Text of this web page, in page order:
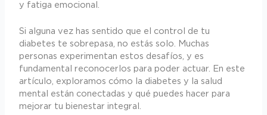
y fatiga emocional.
Si alguna vez has sentido que el control de tu
diabetes te sobrepasa, no estás solo. Muchas
personas experimentan estos desafíos, y es
fundamental reconocerlos para poder actuar. En este
artículo, exploramos cómo la diabetes y la salud
mental están conectadas y qué puedes hacer para
mejorar tu bienestar integral.